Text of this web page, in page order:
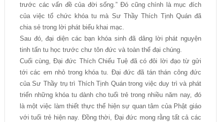
trước các vấn đề của đời sống.” Đó cũng chính là mục đích
của việc tổ chức khóa tu mà Sư Thầy Thích Tịnh Quán đã
chia sẻ trong lời phát biểu khai mạc.
Sau đó, đại diện các bạn khóa sinh đã dâng lời phát nguyện
tinh tấn tu học trước chư tôn đức và toàn thể đại chúng.
Cuối cùng, Đại đức Thích Chiếu Tuệ đã có đôi lời đạo từ gửi
tới các em nhỏ trong khóa tu. Đại đức đã tán thán công đức
của Sư Thầy trụ trì Thích Tịnh Quán trong việc duy trì và phát
triển những khóa tu dành cho tuổi trẻ trong nhiều năm nay, đó
là một việc làm thiết thực thể hiện sự quan tâm của Phật giáo
với tuổi trẻ hiện nay. Đồng thời, Đại đức mong rằng tất cả các